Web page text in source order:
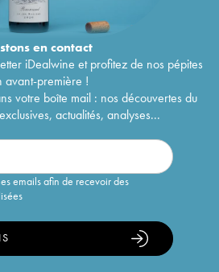
encontact
iDealwine et profitez de nos pépites
avant-première !
votre boîte mail : nos découvertes du
actualités, analyses...
emails afin de recevoir des